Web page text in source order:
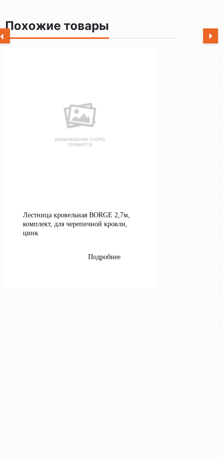
Похожие товары
Лестница кровельная BORGE 2,7м,
комплект, для черепичной кровли,
цинк
Подробнее